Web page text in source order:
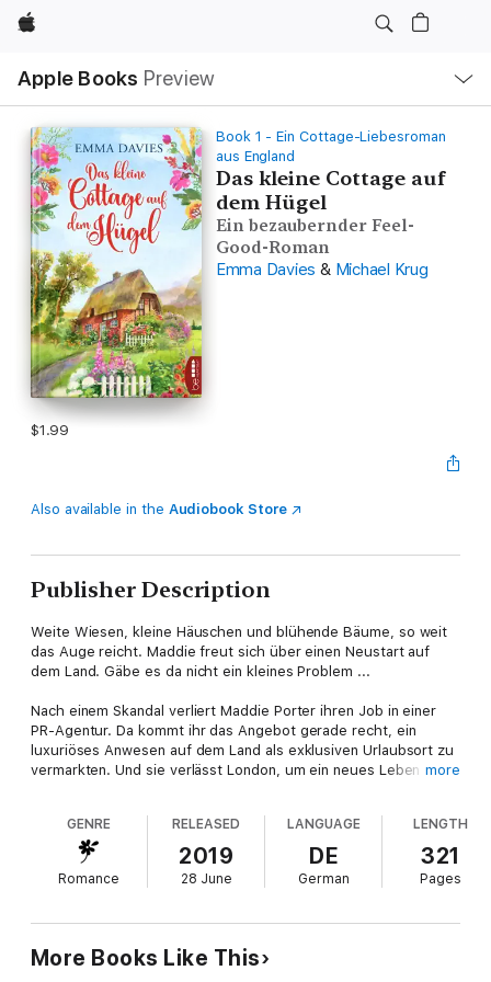
Apple
Apple Books Preview
Nav
Open
Menu
Book 1 - Ein Cottage-Liebesroman
aus England
Das kleine Cottage auf
dem Hügel
Ein bezaubernder Feel-
Good-Roman
Emma Davies & Michael Krug
$1.99
Also available in the Audiobook Store
Publisher Description
Weite Wiesen, kleine Häuschen und blühende Bäume, so weit
das Auge reicht. Maddie freut sich über einen Neustart auf
dem Land. Gäbe es da nicht ein kleines Problem ...
Nach einem Skandal verliert Maddie Porter ihren Job in einer
PR-Agentur. Da kommt ihr das Angebot gerade recht, ein
luxuriöses Anwesen auf dem Land als exklusiven Urlaubsort zu
vermarkten. Und sie verlässt London, um ein neues Leben zu
Doch als Maddie vor Ort eintrifft, ist sie entsetzt: Das
sogenannte Anwesen ist eine Ansammlung alter Cottages, die
stark renovierungsbedürftig sind. Und Seth, der missgelaunte
Besitzer, hat kein Geld. Sein ganzes Kapital hat er in den Kauf
wenig Seth von ihren Plänen hält.
Dann stößt Maddie auf ein Geheimnis. Und nach und nach
more
GENRE
Romance
RELEASED
2019
28 June
LANGUAGE
DE
German
LENGTH
321
Pages
More Books Like This